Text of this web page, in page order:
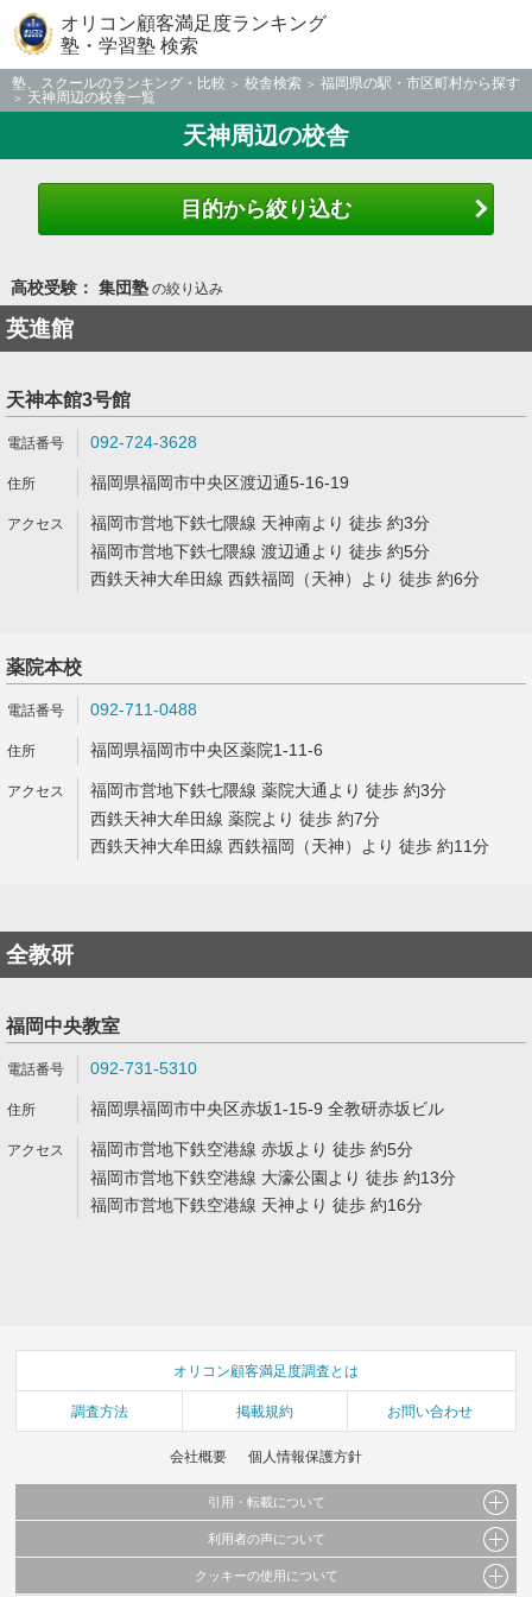
オリコン顧客満足度ランキング
塾・学習塾 検索
塾、スクールのランキング・比較 校舎検索
福岡県の駅・市区町村から探す
天神周辺の校舎一覧
天神周辺の校舎
目的から絞り込む
高校受験： 集団塾の絞り込み
英進館
天神本館3号館
092-724-3628
福岡県福岡市中央区渡辺通5-16-19
福岡市営地下鉄七隈線 天神南より 徒歩 約3分
福岡市営地下鉄七隈線 渡辺通より 徒歩 約5分
西鉄天神大牟田線 西鉄福岡（天神）より 徒歩 約6分
薬院本校
092-711-0488
福岡県福岡市中央区薬院1-11-6
福岡市営地下鉄七隈線 薬院大通より 徒歩 約3分
西鉄天神大牟田線 薬院より 徒歩 約7分
西鉄天神大牟田線 西鉄福岡（天神）より 徒歩 約11分
全教研
福岡中央教室
092-731-5310
福岡県福岡市中央区赤坂1-15-9 全教研赤坂ビル
福岡市営地下鉄空港線 赤坂より 徒歩 約5分
福岡市営地下鉄空港線 大濠公園より 徒歩 約13分
福岡市営地下鉄空港線 天神より 徒歩 約16分
オリコン顧客満足度調査とは
調査方法 掲載規約 お問い合わせ
会社概要 個人情報保護方針
引用・転載について
当サイトで公開されている情報（文字、写真、イラスト、画像データ等）及びこれらの配
これらの情報を権利者の許可なく無断転載・複製などの二次利用を行うことは固く禁じて
利用者の声について
当サイトに掲載している内容はすべてサービスの利用者が提出された見解・感想です。
クッキーの使用について